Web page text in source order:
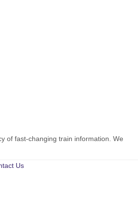
of fast-changing train information. We
Us